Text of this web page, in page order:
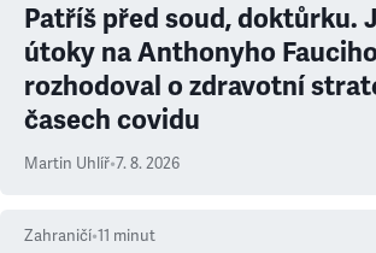
Patříš před soud, doktůrku.
útoky na Anthonyho
rozhodoval o zdravotní
časech covidu
Martin Uhlíř•7. 8. 2026
Zahraničí•11 minut